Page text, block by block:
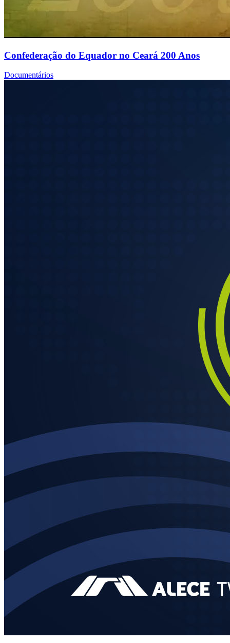
Confederação do Equador no Ceará 200 Anos
Documentários